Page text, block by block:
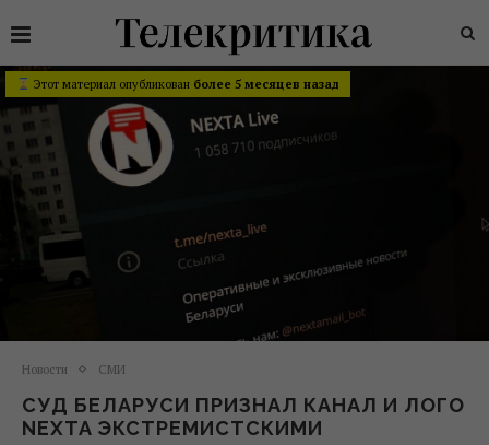
Этот материал опубликован более 5 месяцев назад
Новости СМИ
СУД БЕЛАРУСИ ПРИЗНАЛ КАНАЛ И ЛОГО
NEXTA ЭКСТРЕМИСТСКИМИ